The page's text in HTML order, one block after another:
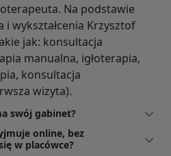
Na podstawie
wykształcenia Krzysztof
jak: konsultacja
manualna, igłoterapia,
konsultacja
wizyta).
swój gabinet?
online, bez
w placówce?